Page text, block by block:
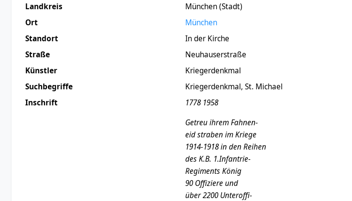
Landkreis
München (Stadt)
Ort
München
Standort
In der Kirche
Straße
Neuhauserstraße
Künstler
Kriegerdenkmal
Suchbegriffe
Kriegerdenkmal, St. Michael
Inschrift
1778 1958
Getreu ihrem Fahnen-
eid straben im Kriege
1914-1918 in den Reihen
des K.B. 1.Infantrie-
Regiments König
90 Offiziere und
über 2200 Unteroffi-